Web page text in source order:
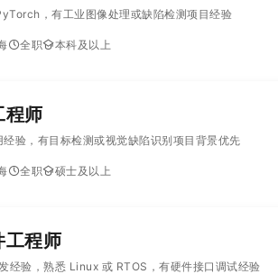
，有工业图像处理或缺陷检测项目经验
全职 本科及以上
程师
验，有目标检测或视觉缺陷识别项目背景优先
全职 硕士及以上
工程师
经验，熟悉 Linux 或 RTOS，有硬件接口调试经验